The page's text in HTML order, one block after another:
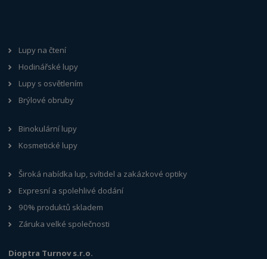
Lupy na čtení
Hodinářské lupy
Lupy s osvětlením
Brýlové obruby
Binokulární lupy
Kosmetické lupy
Široká nabídka lup, svítidel a zakázkové optiky
Expresní a spolehlivé dodání
90% produktů skladem
Záruka velké společnosti
Dioptra Turnov s.r.o.